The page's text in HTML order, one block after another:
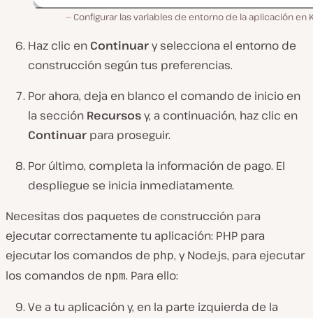
Configurar las variables de entorno de la aplicación en
Haz clic en Continuary selecciona el entorno de
construcción según tus preferencias.
Por ahora, deja en blanco el comando de inicio en
la sección Recursosy, a continuación, haz clic en
Continuar para proseguir.
Por último, completa la información de pago. El
despliegue se inicia inmediatamente.
Necesitas dos paquetes de construcción para
ejecutar correctamente tu aplicación: PHP para
ejecutar los comandos de php, y Node.js, para ejecutar
los comandos de npm. Para ello:
Ve a tu aplicación y, en la parte izquierda de la